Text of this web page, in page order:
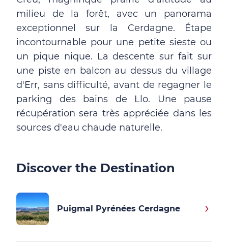
milieu de la forêt, avec un panorama
exceptionnel sur la Cerdagne. Étape
incontournable pour une petite sieste ou
un pique nique. La descente sur fait sur
une piste en balcon au dessus du village
d'Err, sans difficulté, avant de regagner le
parking des bains de Llo. Une pause
récupération sera très appréciée dans les
sources d'eau chaude naturelle.
Discover the Destination
Puigmal Pyrénées Cerdagne